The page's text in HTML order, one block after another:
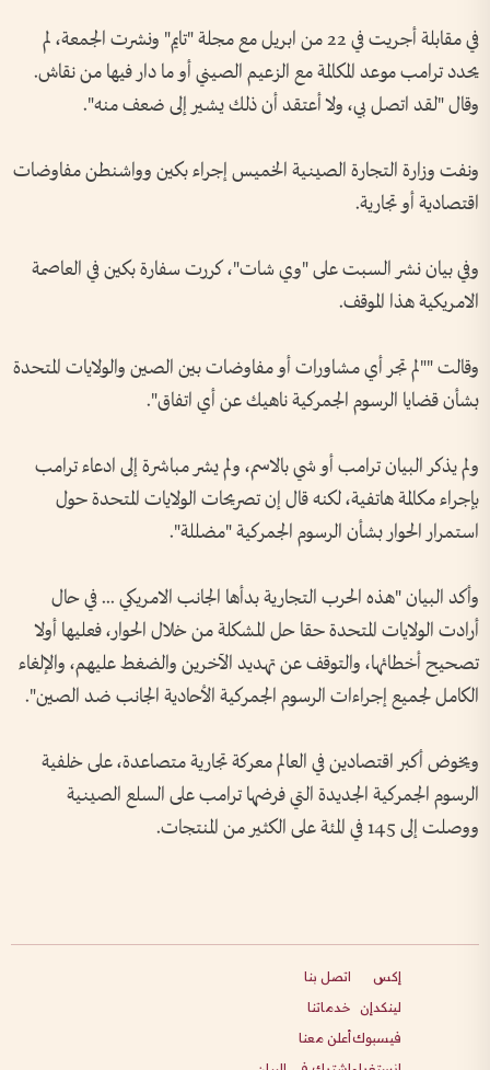
في مقابلة أجريت في 22 من ابريل مع مجلة "تايم" ونشرت الجمعة، لم
يحدد ترامب موعد المكالمة مع الزعيم الصيني أو ما دار فيها من نقاش.
وقال "لقد اتصل بي، ولا أعتقد أن ذلك يشير إلى ضعف منه".
ونفت وزارة التجارة الصينية الخميس إجراء بكين وواشنطن مفاوضات
اقتصادية أو تجارية.
وفي بيان نشر السبت على "وي شات"، كررت سفارة بكين في العاصمة
الامريكية هذا الموقف.
وقالت ""لم تجر أي مشاورات أو مفاوضات بين الصين والولايات المتحدة
بشأن قضايا الرسوم الجمركية ناهيك عن أي اتفاق".
ولم يذكر البيان ترامب أو شي بالاسم، ولم يشر مباشرة إلى ادعاء ترامب
بإجراء مكالمة هاتفية، لكنه قال إن تصريحات الولايات المتحدة حول
استمرار الحوار بشأن الرسوم الجمركية "مضللة".
وأكد البيان "هذه الحرب التجارية بدأها الجانب الامريكي ... في حال
أرادت الولايات المتحدة حقا حل المشكلة من خلال الحوار، فعليها أولا
تصحيح أخطائها، والتوقف عن تهديد الآخرين والضغط عليهم، والإلغاء
الكامل لجميع إجراءات الرسوم الجمركية الأحادية الجانب ضد الصين".
ويخوض أكبر اقتصادين في العالم معركة تجارية متصاعدة، على خلفية
الرسوم الجمركية الجديدة التي فرضها ترامب على السلع الصينية
ووصلت إلى 145 في المئة على الكثير من المنتجات.
إكس
لينكدإن
فيسبوك
اتصل بنا
خدماتنا
أعلن معنا